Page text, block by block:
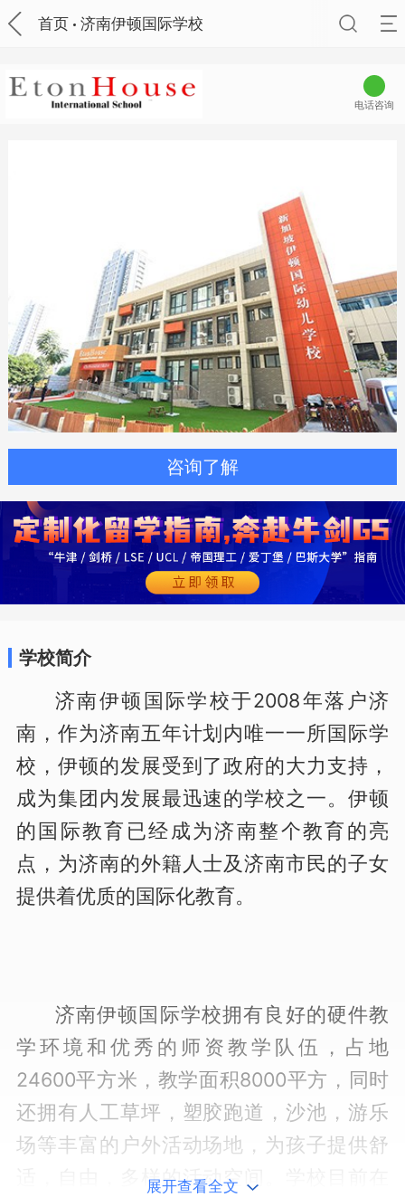
首页 济南伊顿国际学校
电话咨询
咨询了解
学校简介
济南伊顿国际学校于2008年落户济
南，作为济南五年计划内唯一一所国际学
校，伊顿的发展受到了政府的大力支持，
成为集团内发展最迅速的学校之一。伊顿
的国际教育已经成为济南整个教育的亮
点，为济南的外籍人士及济南市民的子女
提供着优质的国际化教育。
济南伊顿国际学校拥有良好的硬件教
学环境和优秀的师资教学队伍，占地
24600平方米，教学面积8000平方，同时
还拥有人工草坪，塑胶跑道，沙池，游乐
场等丰富的户外活动场地，为孩子提供舒
适，自由，多样的活动空间。学校目前在
展开查看全文